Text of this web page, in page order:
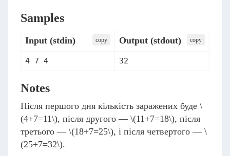
Samples
Input (stdin) сopy Output (stdout) сopy
Notes
Після першого дня кількість заражених буде \
(4+7=11\), після другого — \(11+7=18\), після
третього — \(18+7=25\), і після четвертого — \
(25+7=32\).